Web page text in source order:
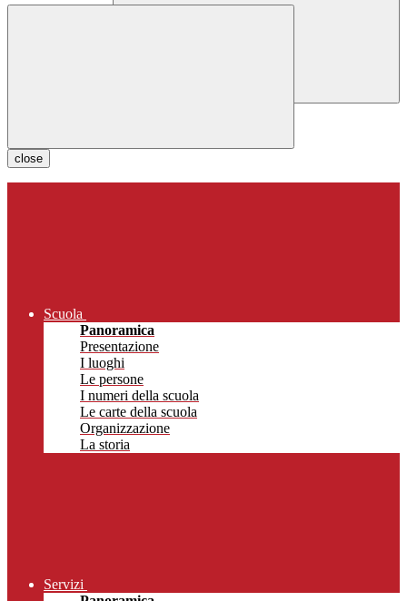
close
Scuola
Panoramica
Presentazione
I luoghi
Le persone
I numeri della scuola
Le carte della scuola
Organizzazione
La storia
Servizi